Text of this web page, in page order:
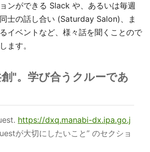
ンができる Slack や、あるいは毎週
士の話し合い (Saturday Salon)、ま
イベントなど、様々話を聞くことので
ます。
"。学び合うクルーであ
https://dxq.manabi-dx.ipa.go.j
が大切にしたいこと” のセクショ